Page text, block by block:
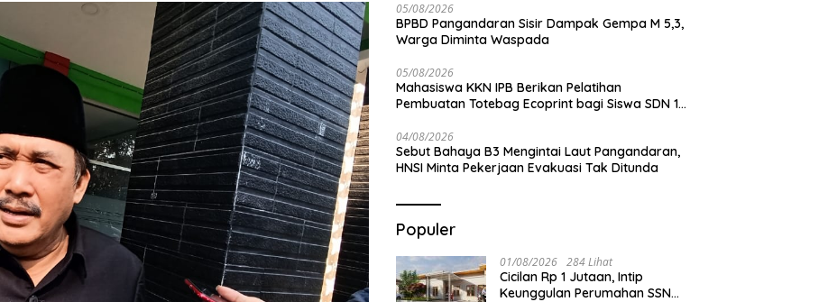
05/08/2026
BPBD Pangandaran Sisir Dampak Gempa M 5,3,
Warga Diminta Waspada
05/08/2026
Mahasiswa KKN IPB Berikan Pelatihan
Pembuatan Totebag Ecoprint bagi Siswa SDN 1
04/08/2026
Sebut Bahaya B3 Mengintai Laut Pangandaran,
HNSI Minta Pekerjaan Evakuasi Tak Ditunda
Populer
01/08/2026 284 Lihat
Cicilan Rp 1 Jutaan, Intip
Keunggulan Perumahan SSN